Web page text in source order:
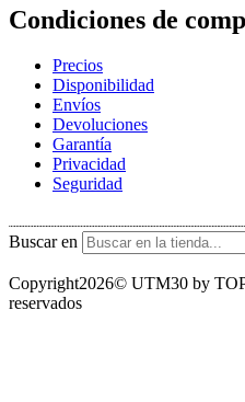
Condiciones de
Precios
Disponibilidad
Envíos
Devoluciones
Garantía
Privacidad
Seguridad
Buscar en
Copyright2026© UTM30 by
reservados